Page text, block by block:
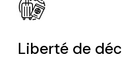
Liberté de